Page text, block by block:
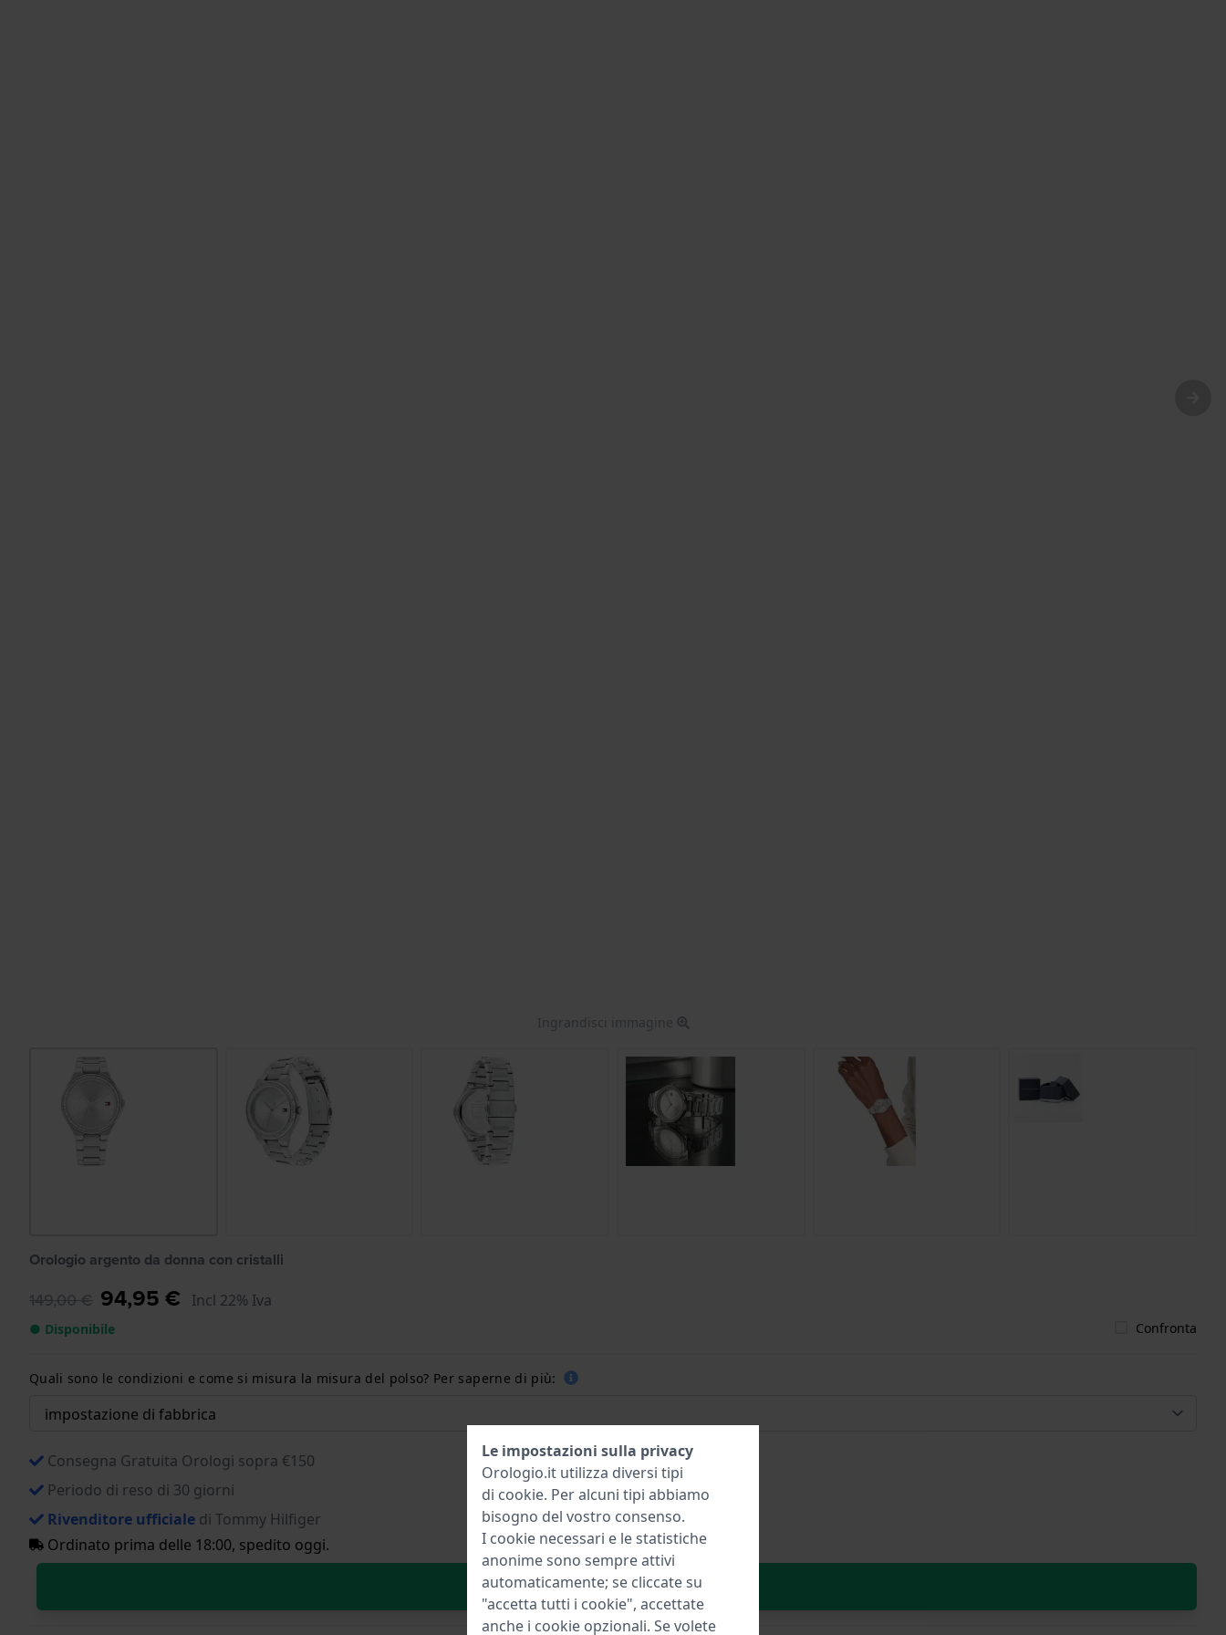
Ingrandisci immagine
Orologio argento da donna con cristalli
149,00 € 94,95 € Incl 22% Iva
● Disponibile Confronta
Quali sono le condizioni e come si misura la misura del polso? Per saperne di più:
Consegna Gratuita Orologi sopra €150
Periodo di reso di 30 giorni
Rivenditore ufficiale di Tommy Hilfiger
Ordinato prima delle 18:00, spedito oggi.
Aggiungi al carrello
Le impostazioni sulla privacy
Orologio.it utilizza diversi tipi
di cookie. Per alcuni tipi abbiamo
bisogno del vostro consenso.
I cookie necessari e le statistiche
anonime sono sempre attivi
automaticamente; se cliccate su
"accetta tutti i cookie", accettate
anche i cookie opzionali. Se volete